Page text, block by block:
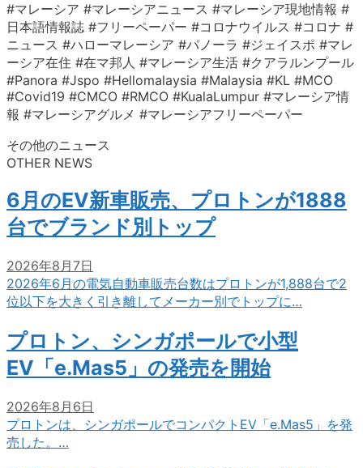
#マレーシア #マレーシアニュース #マレーシア現地情報 #
日本語情報誌 #フリーペーパー #コロナウイルス #コロナ #
ニュース #ハローマレーシア #パノーラ #ジェイスポ #マレ
ーシア在住 #在マ邦人 #マレーシア生活 #クアラルンプール
#Panora #Jspo #Hellomalaysia #Malaysia #KL #MCO
#Covid19 #CMCO #RMCO #KualaLumpur #マレーシア情
報 #マレーシアグルメ #マレーシアフリーペーパー
その他のニュース
OTHER NEWS
6月のEV新車販売、プロトンが1888
台でブランド別トップ
2026年8月7日
2026年6月の電気自動車販売台数はプロトンが1,888台で2
位以下を大きく引き離してメーカー別でトップに…
プロトン、シンガポールで小型
EV「e.Mas5」の発売を開始
2026年8月6日
プロトンは、シンガポールでコンパクトEV「e.Mas5」を発
売した。…